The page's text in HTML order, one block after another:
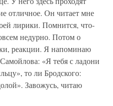
отличное. Он читает мне
лирики. Помнится, что-
недурно. Потом о
реакции. Я напоминаю
«Я тебя с ладони
то ли Бродского:
Завожусь, читаю